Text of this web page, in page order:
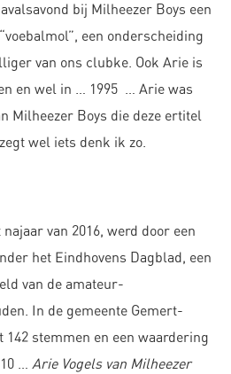
bij Milheezer Boys een
een onderscheiding
van ons clubke. Ook Arie is
en wel in … 1995 … Arie was
Milheezer Boys die deze ertitel
wel iets denk ik zo.
van 2016, werd door een
het Eindhovens Dagblad, een
van de amateur-
In de gemeente Gemert-
stemmen en een waardering
… Arie Vogels van Milheezer